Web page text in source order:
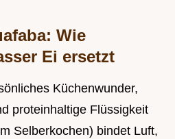
Wie
Ei ersetzt
Küchenwunder,
proteinhaltige Flüssigkeit
Selberkochen) bindet Luft,